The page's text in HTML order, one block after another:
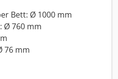
Bett: Ø 1000 mm
Ø 760 mm
76 mm